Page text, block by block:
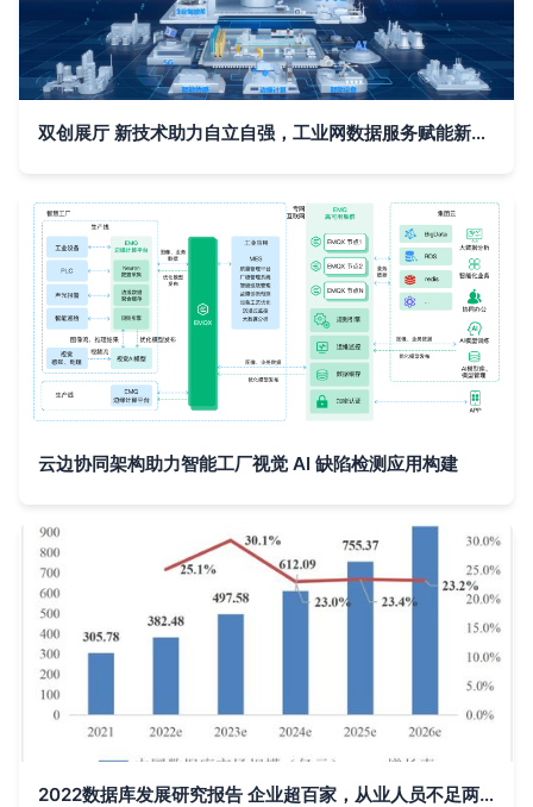
双创展厅 新技术助力自立自强，工业网数据服务赋能新质生产力
云边协同架构助力智能工厂视觉 AI 缺陷检测应用构建
2022数据库发展研究报告 企业超百家，从业人员不足两万背后的工业数据服务新图景